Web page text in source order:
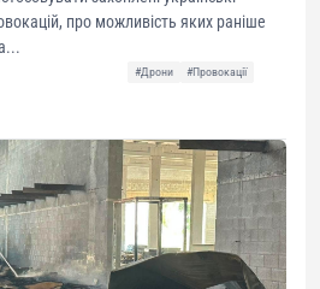
про можливість яких раніше
#Дрони
#Провокації